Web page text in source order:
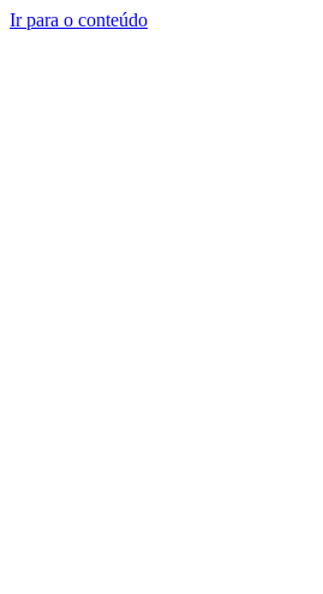
Ir para o conteúdo